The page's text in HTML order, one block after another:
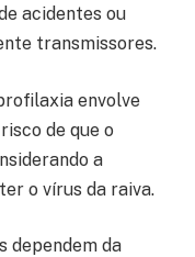
acidentes ou
transmissores.
envolve
de que o
a
o vírus da raiva.
dependem da